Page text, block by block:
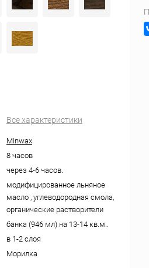
Все характеристики
Minwax
8 часов
через 4-6 часов.
модифицированное льняное
масло , углеводородная смола,
органические растворители
банка (946 мл) на 13-14 кв.м..
в 1-2 слоя
Морилка